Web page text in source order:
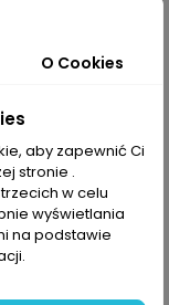
O Cookies
aby zapewnić Ci
stronie .
w celu
wyświetlania
na podstawie